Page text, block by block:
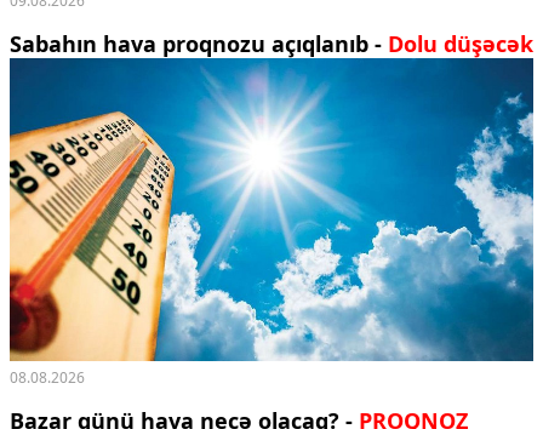
Sabahın hava proqnozu açıqlanıb - Dolu düşəcək
08.08.2026
Bazar günü hava necə olacaq? - PROQNOZ